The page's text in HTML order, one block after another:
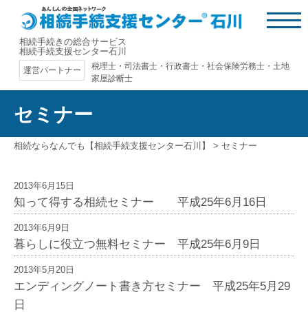
相続手続きの総合サービス
相続手続支援センター石川
運営パートナー
税理士・司法書士・行政書士・社会保険労務士・土地
家屋診断士
セミナー
相続ならなんでも【相続手続支援センター石川】 > セミナー
2013年6月15日
知って得する相続セミナー 平成25年6月16日
2013年6月9日
暮らしに役立つ無料セミナー 平成25年6月9日
2013年5月20日
エンディングノート書き方セミナー 平成25年5月29
日